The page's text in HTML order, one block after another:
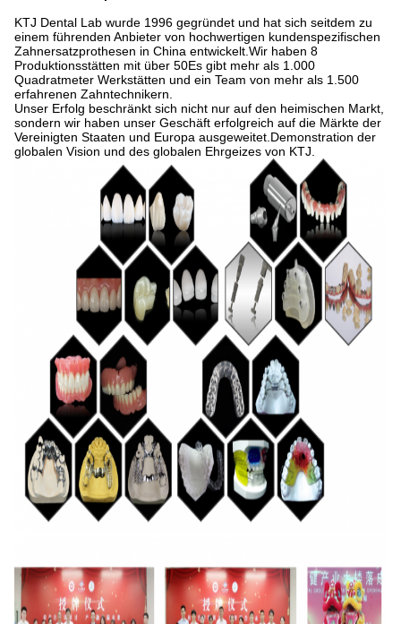
KTJ Dental Lab wurde 1996 gegründet und hat sich seitdem zu
einem führenden Anbieter von hochwertigen kundenspezifischen
Zahnersatzprothesen in China entwickelt.Wir haben 8
Produktionsstätten mit über 50Es gibt mehr als 1.000
Quadratmeter Werkstätten und ein Team von mehr als 1.500
erfahrenen Zahntechnikern.
Unser Erfolg beschränkt sich nicht nur auf den heimischen Markt,
sondern wir haben unser Geschäft erfolgreich auf die Märkte der
Vereinigten Staaten und Europa ausgeweitet.Demonstration der
globalen Vision und des globalen Ehrgeizes von KTJ.